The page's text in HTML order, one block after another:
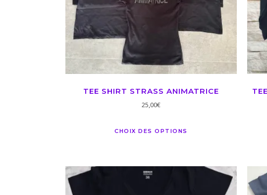
TEE SHIRT STRASS ANIMATRICE
25,00€
CHOIX DES OPTIONS